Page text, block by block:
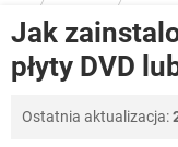
SPOTIFY
INSTAGRAM
PlayStation
GRY
SPOTIFY
INSTAGRAM
DO POBRANIA
ANDROID
FORUM
COVID-19
Windows 10
Jak
płyty DVD
Ostatnia aktualizacja: